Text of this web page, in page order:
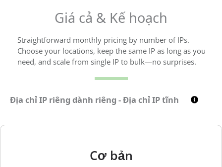
Giá cả & Kế hoạch
Straightforward monthly pricing by number of IPs.
Choose your locations, keep the same IP as long as you
need, and scale from single IP to bulk—no surprises.
Địa chỉ IP riêng dành riêng - Địa chỉ IP tĩnh
Cơ bản